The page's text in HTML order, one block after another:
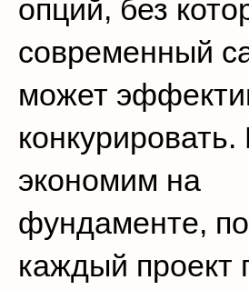
опций, без
современный
может
экономим на
фундаменте,
каждый проект